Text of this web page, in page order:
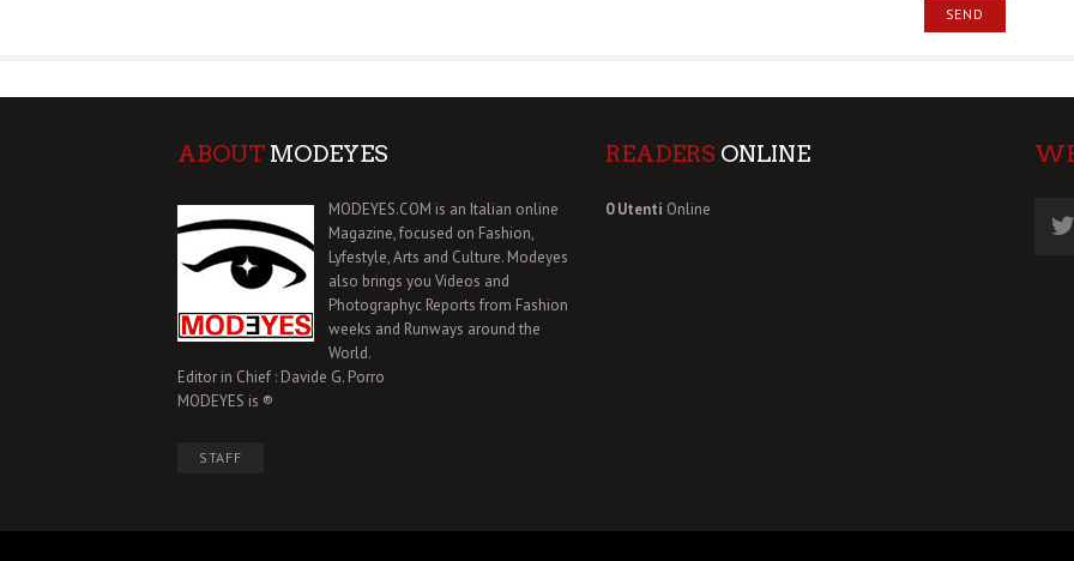
ABOUT MODEYES
MODEYES.COM is an Italian online
Magazine, focused on Fashion,
Lyfestyle, Arts and Culture. Modeyes
also brings you Videos and
Photographyc Reports from Fashion
weeks and Runways around the
World.
Editor in Chief : Davide G. Porro
MODEYES is ®
STAFF
READERS ONLINE
0 Utenti Online